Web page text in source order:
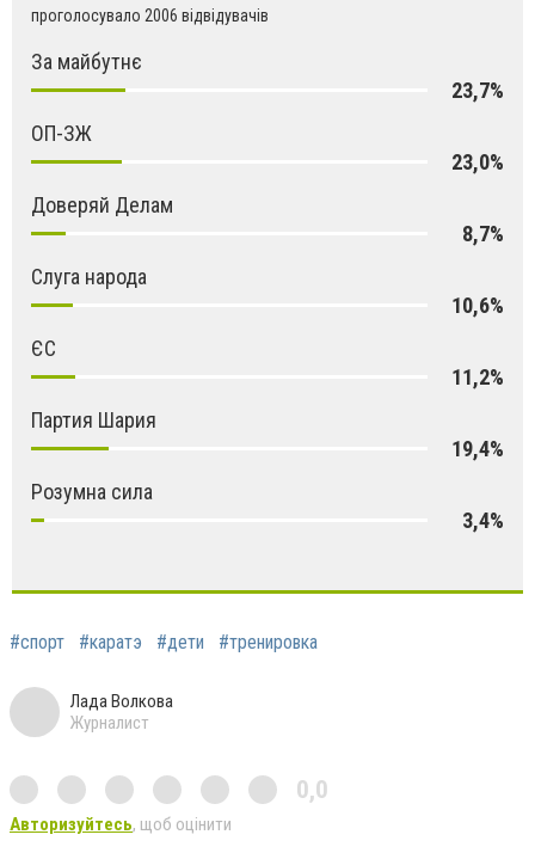
проголосувало 2006 відвідувачів
За майбутнє
23,7%
ОП-ЗЖ
23,0%
Доверяй Делам
8,7%
Слуга народа
10,6%
ЄС
11,2%
Партия Шария
19,4%
Розумна сила
3,4%
#спорт #каратэ #дети #тренировка
Лада Волкова
Журналист
0,0
Авторизуйтесь, щоб оцінити